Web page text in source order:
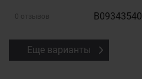
0 отзывов B09343540
Еще варианты